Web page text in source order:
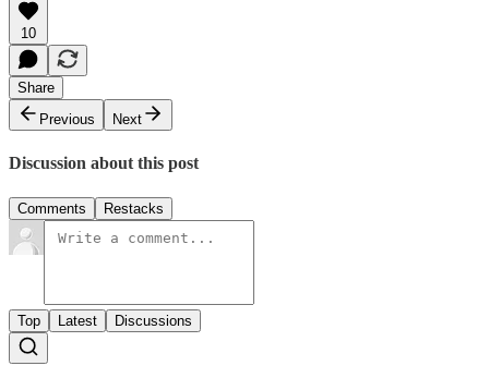
10
Share
Previous
Next
Discussion about this post
Comments Restacks
Top Latest Discussions